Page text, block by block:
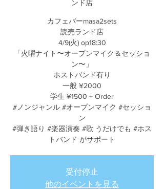
ンド店
カフェバーmasa2sets
読売ランド店
4/9(火) op18:30
「火曜ナイト〜オープンマイク＆セッショ
ン〜」
ホストバンド有り
一般 ¥2000
学生 ¥1500 + Order
#ノンジャンル #オープンマイク #セッショ
ン
#弾き語り #楽器演奏 #歌 うだけでも #ホス
トバンド がサポート
受付停止
他のイベントを見る